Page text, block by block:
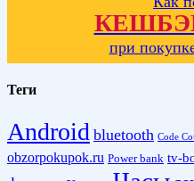
при
Теги
Android bluetooth Code
obzorpokupok.ru Power bank tv-